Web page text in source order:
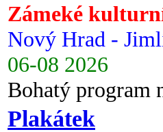
Zámeké
Nový Hrad -
06-08 2026
Bohatý program
Plakátek